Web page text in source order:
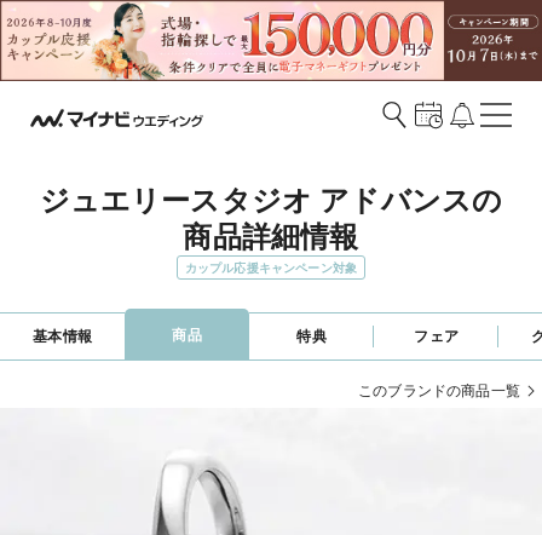
ジュエリースタジオ アドバンスの
商品詳細情報
カップル応援キャンペーン対象
基本情報 商品 特典 フェア
このブランドの商品一覧